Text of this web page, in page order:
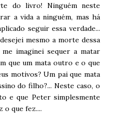
do livro! Ninguém neste
a vida a ninguém, mas há
seguir essa verdade...
mesmo a morte dessa
me imaginei sequer a matar
que um mata outro e o que
motivos? Um pai que mata
do filho?... Neste caso, o
e que Peter simplesmente
o que fez....